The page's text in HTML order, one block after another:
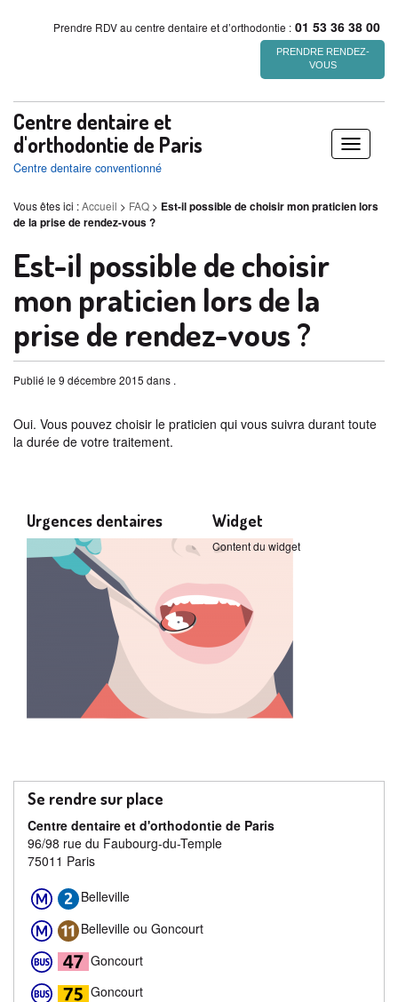
Prendre RDV au centre dentaire et d’orthodontie : 01 53 36 38 00
PRENDRE RENDEZ-
VOUS
Centre dentaire et
d'orthodontie de Paris
Centre dentaire conventionné
Déplier
/
Vous êtes ici :Accueil > FAQ > Est-il possible de choisir mon praticien lors
de la prise de rendez-vous ?
Est-il possible de choisir
mon praticien lors de la
prise de rendez-vous ?
Publié le 9 décembre 2015 dans .
Oui. Vous pouvez choisir le praticien qui vous suivra durant toute
la durée de votre traitement.
Urgences dentaires Widget
Content du widget
Se rendre sur place
Centre dentaire et d'orthodontie de Paris
96/98 rue du Faubourg-du-Temple
75011 Paris
Belleville
Belleville ou Goncourt
Goncourt
Goncourt